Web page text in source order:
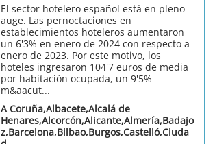
El sector hotelero español está en pleno
auge. Las pernoctaciones en
establecimientos hoteleros aumentaron
un 6'3% en enero de 2024 con respecto a
enero de 2023. Por este motivo, los
hoteles ingresaron 104'7 euros de media
por habitación ocupada, un 9'5%
m&aacut...
A Coruña,Albacete,Alcalá de
Henares,Alcorcón,Alicante,Almería,Badajo
z,Barcelona,Bilbao,Burgos,Castelló,Ciuda